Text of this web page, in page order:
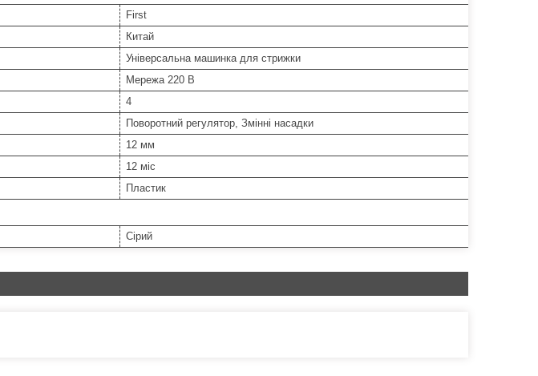
First
Китай
Універсальна машинка для стрижки
Мережа 220 В
4
Поворотний регулятор, Змінні насадки
12 мм
12 міс
Пластик
Сірий